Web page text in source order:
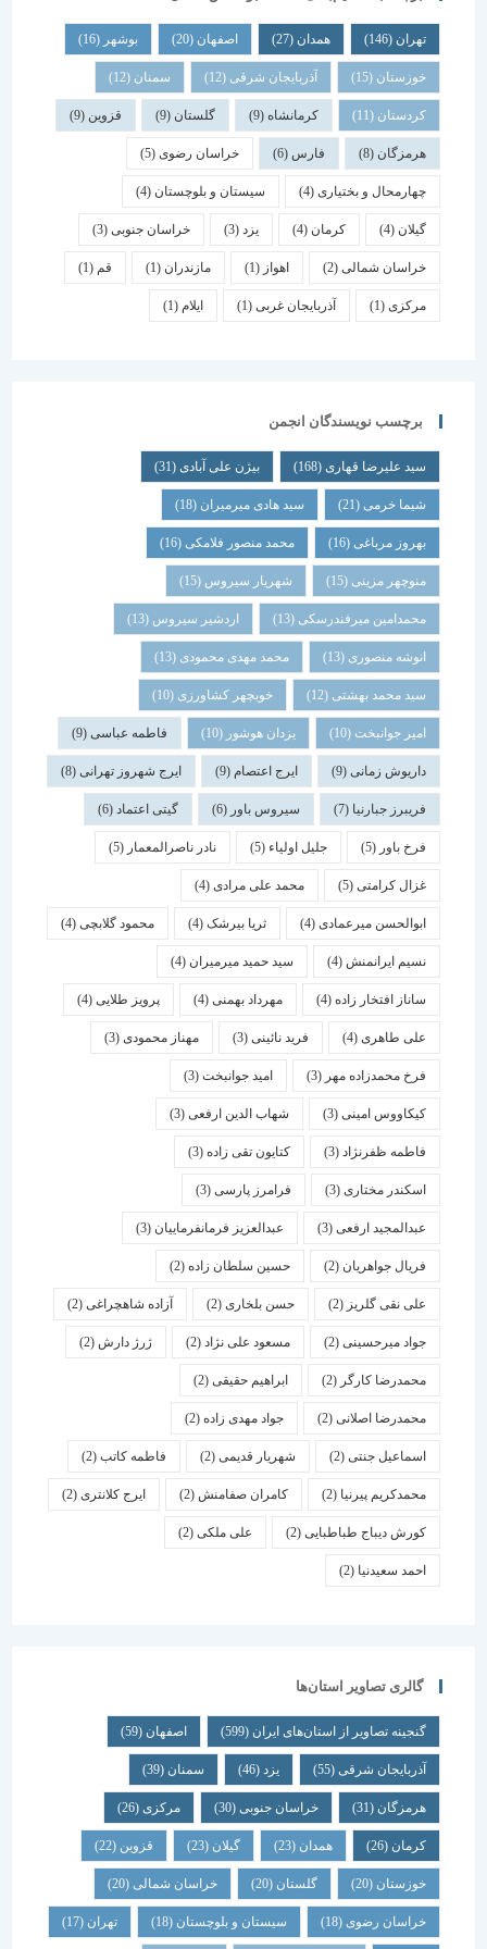
همدان اصفهان (20) بوشهر
خوزستان(15) آذربایجان شرقی(12) سمنان (12)
کردستان(11) کرمانشاه(9) گلستان (9) قزوین
هرمزگان(8) فارس خراسان رضوی(5)
چهارمحال و بختیاری (4) سیستان و بلوچستان(4)
کرمان یزد خراسان جنوبی(3)
خراسان شمالی(2) اهواز مازندران(1) قم
(1) آذربایجان غربی(1) ایلام
برچسب نویسندگان انجمن
سید علیرضا قهاری(168) بیژن علی آبادی(31)
شیما خرمی(21) سید هادی میرمیران(18)
بهروز مرباغی (16) محمد منصور فلامکی (16)
منوچهر مزینی(15) شهریار سیروس(15)
محمدامین میرفندرسکی(13) اردشیر سیروس(13)
انوشه منصوری(13) محمد مهدی محمودی(13)
سید محمد بهشتی(12) خوبچهر کشاورزی(10)
امیر جوانبخت(10) یزدان هوشور(10) فاطمه عباسی(9)
داریوش زمانی(9) ایرج اعتصام(9) ایرج شهروز تهرانی(8)
فریبرز جبارنیا(7) سیروس باور(6) گیتی اعتماد(6)
فرخ باور(5) جلیل اولیاء(5) نادر ناصرالمعمار (5)
غزال کرامتی(5) محمد علی مرادی(4)
ابوالحسن میرعمادی(4) ثریا بیرشک(4) محمود گلابچی(4)
نسیم ایرانمنش(4) سید حمید میرمیران(4)
ساناز افتخار زاده(4) مهرداد بهمنی (4) پرویز طلایی(4)
علی طاهری(4) فرید نائینی(3) مهناز محمودی(3)
فرخ محمدزاده مهر(3) امید جوانبخت(3)
کیکاووس امینی(3) شهاب الدین ارفعی(3)
فاطمه ظفرنژاد(3) کتایون تقی زاده(3)
اسكندر مختاری (3) فرامرز پارسی(3)
عبدالمجید ارفعی(3) عبدالعزیز فرمانفرماییان(3)
فریال جواهریان(2) حسین سلطان زاده(2)
علی نقی گلریز(2) حسن بلخاری(2) آزاده شاهچراغی(2)
جواد میرحسینی(2) مسعود علی نژاد(2) ژرژ دارش (2)
محمدرضا کارگر(2) ابراهیم حقیقی(2)
محمدرضا اصلانی(2) جواد مهدی زاده(2)
اسماعیل جنتی(2) شهریار قدیمی(2) فاطمه کاتب(2)
محمدکریم پیرنیا (2) کامران صفامنش(2) ایرج کلانتری (2)
کورش دیباج طباطبایی(2) علی ملکی(2)
احمد سعیدنیا (2)
گالری تصاویر استان‌ها
گنجینه تصاویر از استان‌های ایران(599) اصفهان (59)
آذربایجان شرقی(55) یزد سمنان (39)
هرمزگان(31) خراسان جنوبی(30) مرکزی (26)
همدان گیلان قزوین
خوزستان(20) گلستان (20) خراسان شمالی(20)
خراسان رضوی(18) سیستان و بلوچستان(18) تهران